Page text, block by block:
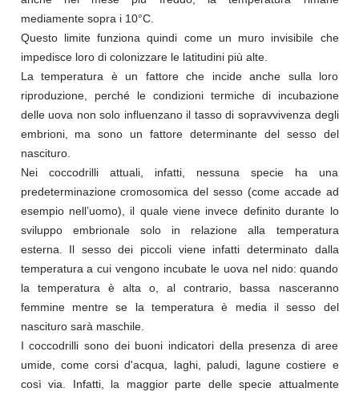
mediamente sopra i 10°C.
Questo limite funziona quindi come un muro invisibile che
impedisce loro di colonizzare le latitudini più alte.
La temperatura è un fattore che incide anche sulla loro
riproduzione, perché le condizioni termiche di incubazione
delle uova non solo influenzano il tasso di sopravvivenza degli
embrioni, ma sono un fattore determinante del sesso del
nascituro.
Nei coccodrilli attuali, infatti, nessuna specie ha una
predeterminazione cromosomica del sesso (come accade ad
esempio nell’uomo), il quale viene invece definito durante lo
sviluppo embrionale solo in relazione alla temperatura
esterna. Il sesso dei piccoli viene infatti determinato dalla
temperatura a cui vengono incubate le uova nel nido: quando
la temperatura è alta o, al contrario, bassa nasceranno
femmine mentre se la temperatura è media il sesso del
nascituro sarà maschile.
I coccodrilli sono dei buoni indicatori della presenza di aree
umide, come corsi d'acqua, laghi, paludi, lagune costiere e
così via. Infatti, la maggior parte delle specie attualmente